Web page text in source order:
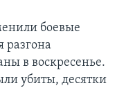
боевые
разгона
в воскресенье.
убиты, десятки